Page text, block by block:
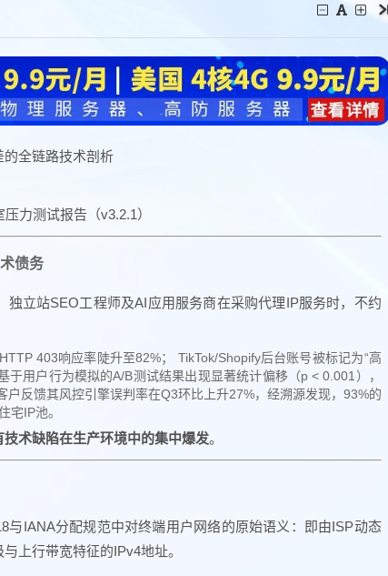
全链路技术剖析
力测试报告（v3.2.1）
债务
立站SEO工程师及AI应用服务商在采购代理IP服务时，不约
403响应率陡升至82%； TikTok/Shopify后台账号被标记为“高
用户行为模拟的A/B测试结果出现显著统计偏移（p < 0.001），
户反馈其风控引擎误判率在Q3环比上升27%，经溯源发现，93%的
宅IP池。
术缺陷在生产环境中的集中爆发。
与IANA分配规范中对终端用户网络的原始语义：即由ISP动态
上行带宽特征的IPv4地址。